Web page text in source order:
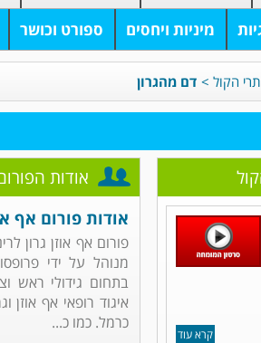
מיניות ויחסים ספורט וכושר
הקול > דם מהגרון
אודות
אודות פורום אף
פורום אף אוזן גרון
מנוהל על ידי
בתחום גידולי ראש
איגוד רופאי אף אוזן
כרמל. כמו כ...
קרא עוד